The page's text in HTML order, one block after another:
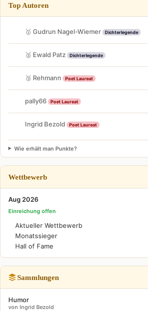
Top Autoren
🥇 Gudrun Nagel-Wiemer Dichterlegende
🥈 Ewald Patz Dichterlegende
🥉 Rehmann Poet Laureat
pally66 Poet Laureat
Ingrid Bezold Poet Laureat
Wie erhält man Punkte?
Wettbewerb
Aug 2026
Einreichung offen
Aktueller Wettbewerb
Monatssieger
Hall of Fame
Sammlungen
Humor
von Ingrid Bezold